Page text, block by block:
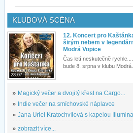
KLUBOVÁ SCÉNA
28.07.
12. Koncert pro
širým nebem v
Modrá Vopice
Čas letí neskutečně
bude 8. srpna v klubu Modrá...
» Magický večer a dvojitý křest na Cargo...
» Indie večer na smíchovské náplavce
» Jana Uriel Kratochvílová s kapelou
» zobrazit více...